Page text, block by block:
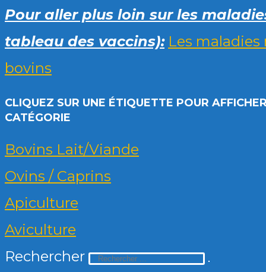
Pour aller plus loin sur les
tableau des vaccins): Les maladies
bovins
CLIQUEZ SUR UNE ÉTIQUETTE POUR
CATÉGORIE
Bovins Lait/Viande
Ovins / Caprins
Apiculture
Aviculture
Rechercher